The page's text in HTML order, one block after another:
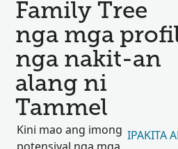
Family Tree
nga mga
nga nakit-an
alang ni
Tammel
Kini mao ang imong IPAKITA